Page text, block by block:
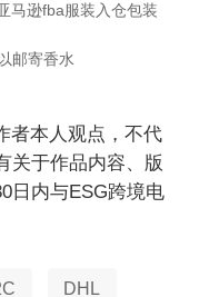
马逊fba服装入仓包装
邮寄香水
者本人观点，不代
关于作品内容、版
日内与ESG跨境电
DHL